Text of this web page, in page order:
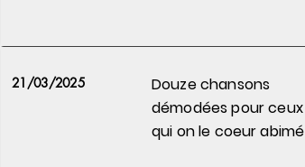
21/03/2025
Douze chansons
démodées pourceux
qui on le coeur abimé